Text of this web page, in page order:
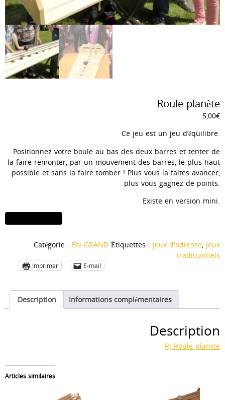
Roule planète
5,00€
Ce jeu est un jeu d’équilibre.
Positionnez votre boule au bas des deux barres et tenter de
la faire remonter, par un mouvement des barres, le plus haut
possible et sans la faire tomber ! Plus vous la faites avancer,
plus vous gagnez de points.
Existe en version mini.
de
Catégorie : EN GRAND Étiquettes : jeux d'adresse, jeux
traditionnels
Imprimer E-mail
Description Informations complémentaires
Description
RJ Roule planète
Articles similaires